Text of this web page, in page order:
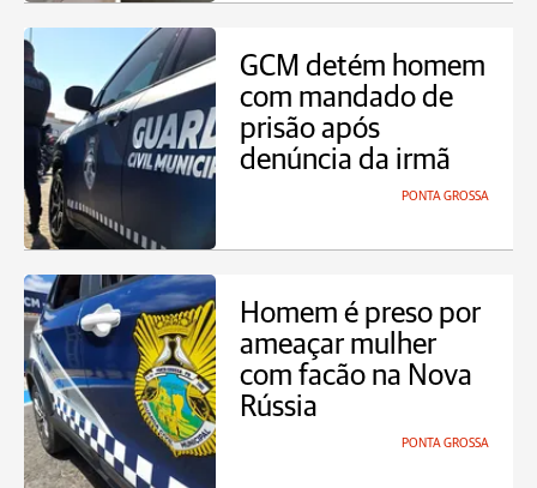
GCM detém homem
com mandado de
prisão após
denúncia da irmã
PONTA GROSSA
Homem é preso por
ameaçar mulher
com facão na Nova
Rússia
PONTA GROSSA